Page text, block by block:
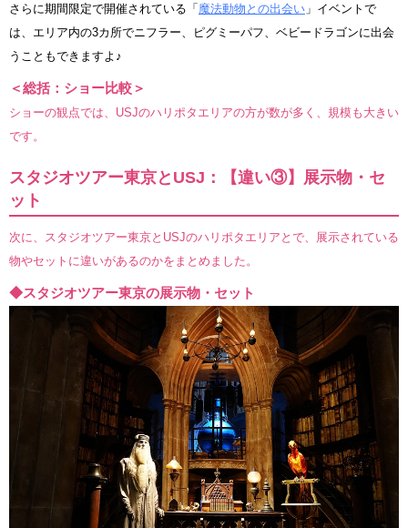
さらに期間限定で開催されている「魔法動物との出会い 」イベントで
は、エリア内の3カ所でニフラー、ピグミーパフ、ベビードラゴンに出会
うこともできますよ♪
＜総括：ショー比較＞
ショーの観点では、USJのハリポタエリアの方が数が多く、規模も大きい
です。
スタジオツアー東京とUSJ：【違い③】展示物・セ
ット
次に、スタジオツアー東京とUSJのハリポタエリアとで、展示されている
物やセットに違いがあるのかをまとめました。
◆スタジオツアー東京の展示物・セット